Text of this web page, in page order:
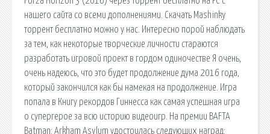
нашего сайта со всеми дополнениями. Скачать Mashinky
торрент бесплатно можно у нас. Интересно порой наблюдать
за тем, как некоторые творческие личности стараются
разработать игровой проект в гордом одиночестве Я очень,
очень надеюсь, что это будет продолжение дума 2016 года,
который закончился как бы намекая на продолжение. Игра
попала в Книгу рекордов Гиннесса как самая успешная игра
о супергерое за всю историю видеоигр. На премии BAFTA
Batman: Arkham Asylum удостоилась следующих наград: